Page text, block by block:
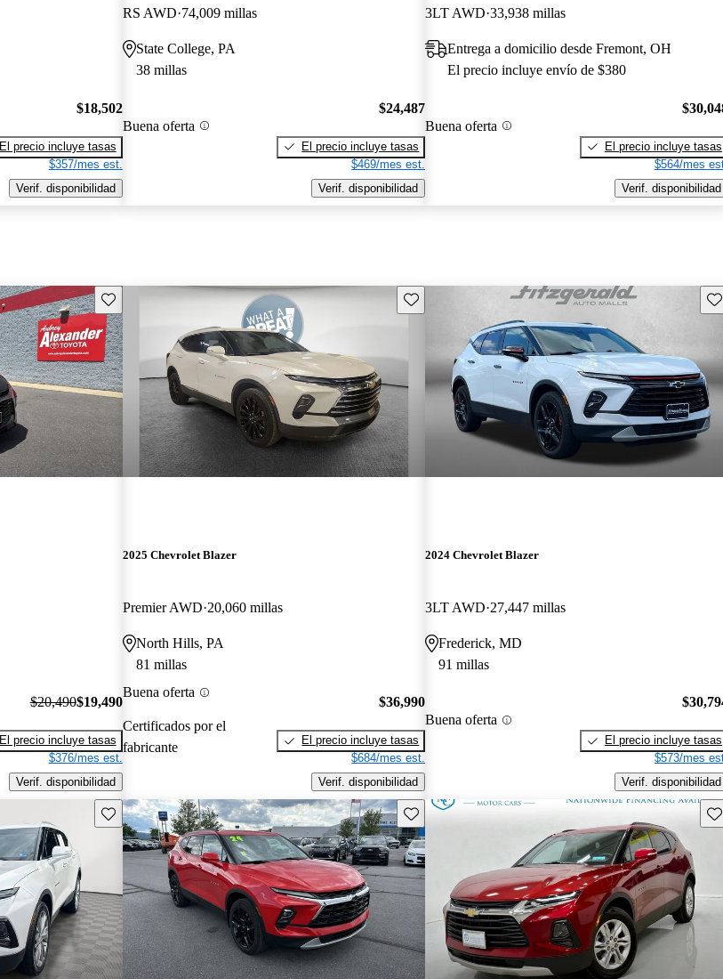
$18,502
El precio incluye tasas
$357/mes est.
Verif. disponibilidad
RS AWD 74,009 millas
State College, PA
38 millas
Buena oferta
$24,487
El precio incluye tasas
$469/mes est.
Verif. disponibilidad
3LT AWD 33,938 millas
Entrega a domicilio desde Fremont, OH
El precio incluye envío de $380
Buena oferta
El precio incluye tasas
$564/mes
Verif. disponibilidad
Guarda este Aviso
$20,490$19,490
El precio incluye tasas
$376/mes est.
Verif. disponibilidad
Guarda este Aviso
2025 Chevrolet Blazer
Premier AWD 20,060 millas
North Hills, PA
81 millas
Buena oferta
Certificados por el
fabricante
$36,990
El precio incluye tasas
$684/mes est.
Verif. disponibilidad
2024 Chevrolet Blazer
3LT AWD 27,447 millas
Frederick, MD
91 millas
Buena oferta
El precio incluye tasas
$573/mes
Verif. disponibilidad
Guarda este Aviso Guarda este Aviso